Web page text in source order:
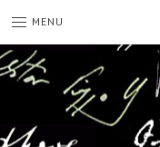
MENU